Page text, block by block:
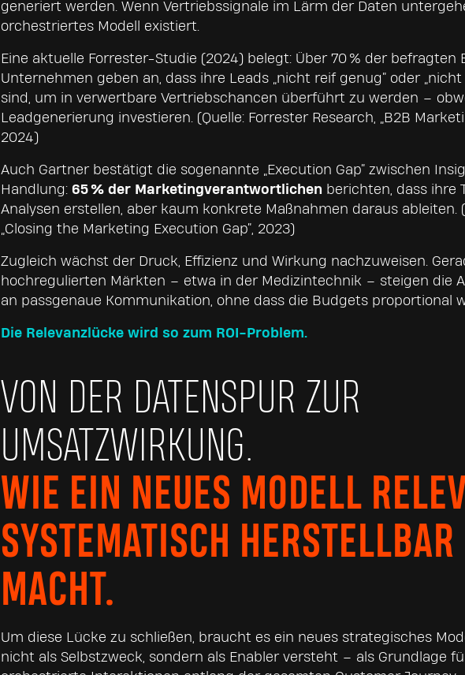
generiert werden. Wenn Vertriebssignale im Lärm der Daten
orchestriertes Modell existiert.
Eine aktuelle Forrester-Studie (2024) belegt: Über 70 % der befragten
Unternehmen geben an, dass ihre Leads „nicht reif genug“ oder
sind, um in verwertbare Vertriebschancen überführt zu werden –
Leadgenerierung investieren. (Quelle: Forrester Research, „B2B
2024)
Auch Gartner bestätigt die sogenannte „Execution Gap“ zwischen
Handlung: 65 % der Marketingverantwortlichen berichten, dass ihre
Analysen erstellen, aber kaum konkrete Maßnahmen daraus ableiten.
„Closing the Marketing Execution Gap“, 2023)
Zugleich wächst der Druck, Effizienz und Wirkung nachzuweisen.
hochregulierten Märkten – etwa in der Medizintechnik – steigen die
an passgenaue Kommunikation, ohne dass die Budgets proportional
Die Relevanzlücke wird so zum ROI-Problem.
VON DER DATENSPUR ZUR
UMSATZWIRKUNG.
WIE EIN NEUES MODELL
SYSTEMATISCH HERSTELLBAR
MACHT.
Um diese Lücke zu schließen, braucht es ein neues strategisches
nicht als Selbstzweck, sondern als Enabler versteht – als Grundlage